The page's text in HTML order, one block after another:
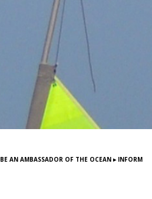
BE AN AMBASSADOR OF THE OCEAN ▸ INFORM